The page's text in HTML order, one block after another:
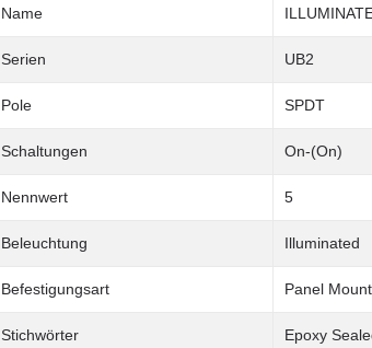
Name
Serien UB2
Pole SPDT
Schaltungen On-(On)
Nennwert 5
Beleuchtung Illuminated
Befestigungsart Panel
Stichwörter Epoxy